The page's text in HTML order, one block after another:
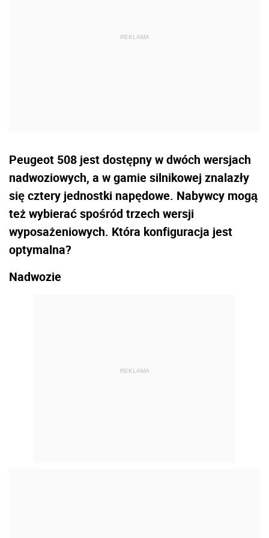
Peugeot 508 jest dostępny w dwóch wersjach
nadwoziowych, a w gamie silnikowej znalazły
się cztery jednostki napędowe. Nabywcy mogą
też wybierać spośród trzech wersji
wyposażeniowych. Która konfiguracja jest
optymalna?
Nadwozie
REKLAMA